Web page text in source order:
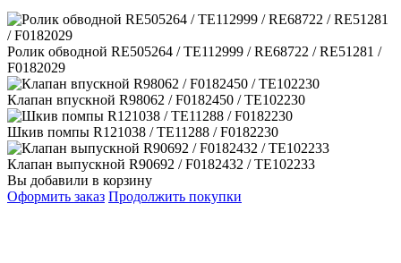
Ролик обводной RE505264 / TE112999 / RE68722 / RE51281 /
F0182029
Клапан впускной R98062 / F0182450 / TE102230
Шкив помпы R121038 / TE11288 / F0182230
Клапан выпускной R90692 / F0182432 / TE102233
Вы добавили в корзину
Оформить заказ Продолжить покупки